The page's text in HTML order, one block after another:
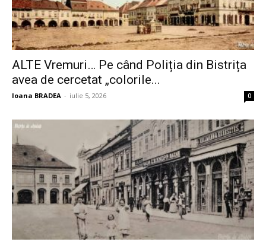
ALTE Vremuri… Pe când Poliția din Bistrița
avea de cercetat „colorile...
Ioana BRADEA - iulie 5, 2026 0